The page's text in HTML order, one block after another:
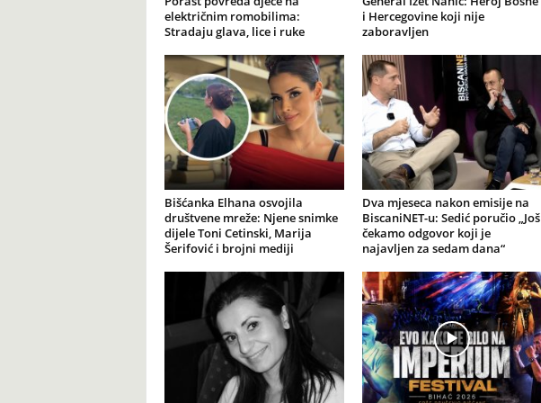
električnim romobilima:
Stradaju glava, lice i ruke
i Hercegovine koji nije
zaboravljen
Bišćanka Elhana osvojila
društvene mreže: Njene snimke
dijele Toni Cetinski, Marija
Šerifović i brojni mediji
Dva mjeseca nakon emisije na
BiscaniNET-u: Sedić poručio „Još
čekamo odgovor koji je
najavljen za sedam dana“